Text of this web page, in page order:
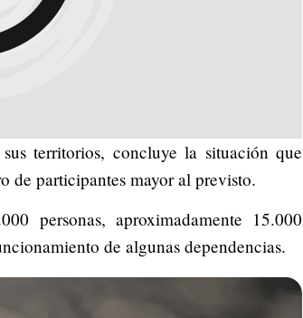
territorios, concluye la situación que
de participantes mayor al previsto.
personas, aproximadamente 15.000
de algunas dependencias.